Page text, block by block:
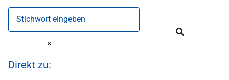
Stichwort eingeben
Direkt zu: